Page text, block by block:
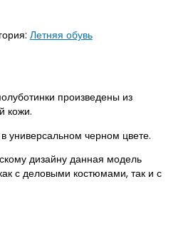
Летняя обувь
произведены из
кожи.
универсальном черном цвете.
дизайну данная модель
с деловыми костюмами, так и с